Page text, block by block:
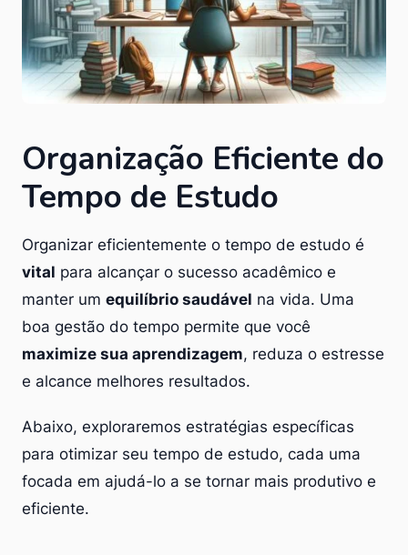
Organização Eficiente do
Tempo de Estudo
Organizar eficientemente o tempo de estudo é
vital para alcançar o sucesso acadêmico e
manter um equilíbrio saudável na vida. Uma
boa gestão do tempo permite que você
maximize sua aprendizagem, reduza o estresse
e alcance melhores resultados.
Abaixo, exploraremos estratégias específicas
para otimizar seu tempo de estudo, cada uma
focada em ajudá-lo a se tornar mais produtivo e
eficiente.